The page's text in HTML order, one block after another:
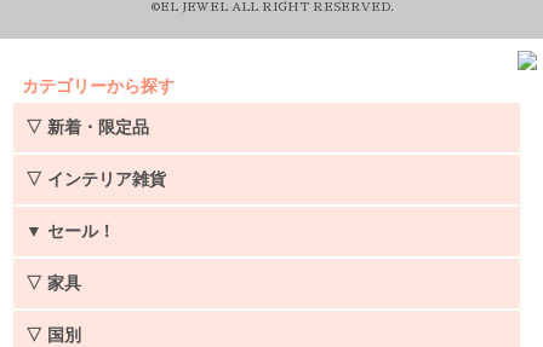
©EL JEWEL ALL RIGHT RESERVED.
カテゴリーから探す
▽ 新着・限定品
▽ インテリア雑貨
▼ セール！
▽ 家具
▽ 国別